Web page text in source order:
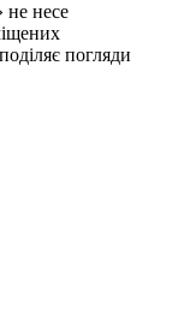
не несе
погляди